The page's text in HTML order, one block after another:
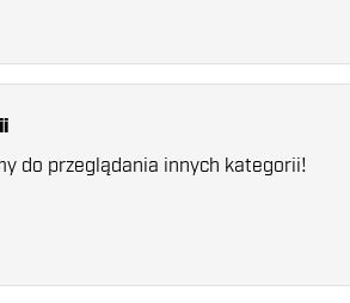
do przeglądania innych kategorii!